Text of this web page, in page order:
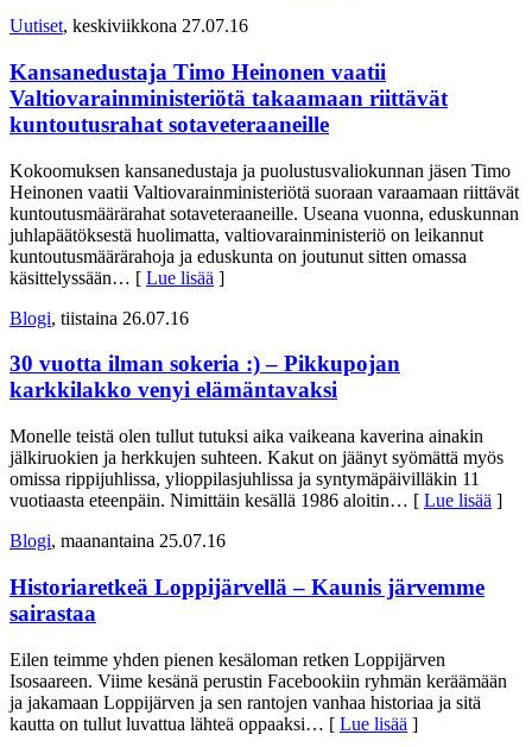
Uutiset, keskiviikkona 27.07.16
Kansanedustaja Timo Heinonen vaatii
Valtiovarainministeriötä takaamaan riittävät
kuntoutusrahat sotaveteraaneille
Kokoomuksen kansanedustaja ja puolustusvaliokunnan jäsen Timo
Heinonen vaatii Valtiovarainministeriötä suoraan varaamaan riittävät
kuntoutusmäärärahat sotaveteraaneille. Useana vuonna, eduskunnan
juhlapäätöksestä huolimatta, valtiovarainministeriö on leikannut
kuntoutusmäärärahoja ja eduskunta on joutunut sitten omassa
käsittelyssään… [ Lue lisää ]
Blogi, tiistaina 26.07.16
30 vuotta ilman sokeria :) – Pikkupojan
karkkilakko venyi elämäntavaksi
Monelle teistä olen tullut tutuksi aika vaikeana kaverina ainakin
jälkiruokien ja herkkujen suhteen. Kakut on jäänyt syömättä myös
omissa rippijuhlissa, ylioppilasjuhlissa ja syntymäpäivilläkin 11
vuotiaasta eteenpäin. Nimittäin kesällä 1986 aloitin… [ Lue lisää ]
Blogi, maanantaina 25.07.16
Historiaretkeä Loppijärvellä – Kaunis järvemme
sairastaa
Eilen teimme yhden pienen kesäloman retken Loppijärven
Isosaareen. Viime kesänä perustin Facebookiin ryhmän keräämään
ja jakamaan Loppijärven ja sen rantojen vanhaa historiaa ja sitä
kautta on tullut luvattua lähteä oppaaksi… [ Lue lisää ]